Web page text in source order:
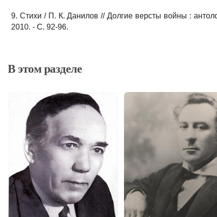
9. Стихи / П. К. Данилов // Долгие версты войны :
2010. - С. 92-96.
В этом разделе